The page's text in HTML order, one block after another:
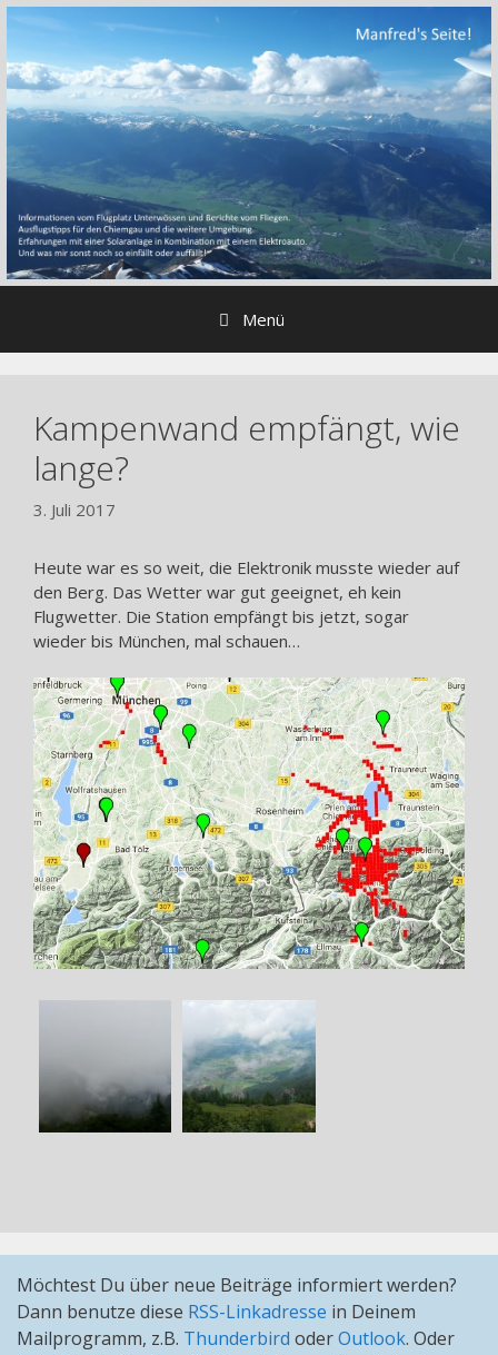
Zum
springen
Menü
Kampenwand empfängt, wie
lange?
3. Juli 2017
Heute war es so weit, die Elektronik musste wieder auf
den Berg. Das Wetter war gut geeignet, eh kein
Flugwetter. Die Station empfängt bis jetzt, sogar
wieder bis München, mal schauen…
Möchtest Du über neue Beiträge informiert werden?
Dann benutze diese RSS-Linkadresse in Deinem
Mailprogramm, z.B. Thunderbird oderOutlook. Oder